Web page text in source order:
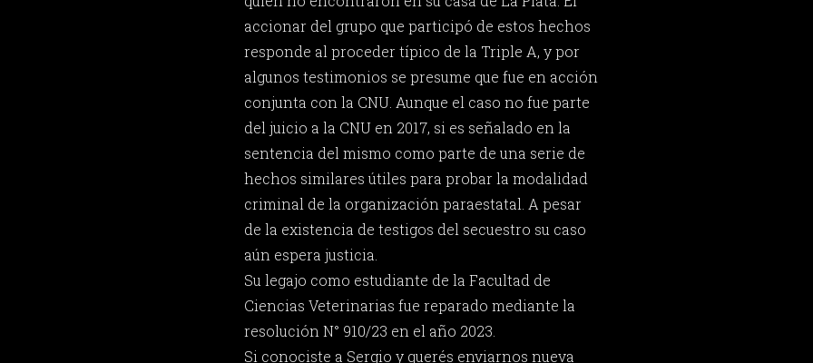
accionar del grupo que participó de estos hechos
responde al proceder típico de la Triple A, y por
algunos testimonios se presume que fue en acción
conjunta con la CNU. Aunque el caso no fue parte
del juicio a la CNU en 2017, si es señalado en la
sentencia del mismo como parte de una serie de
hechos similares útiles para probar la modalidad
criminal de la organización paraestatal. A pesar
de la existencia de testigos del secuestro su caso
aún espera justicia.
Su legajo como estudiante de la Facultad de
Ciencias Veterinarias fue reparado mediante la
resolución N° 910/23 en el año 2023.
Si conociste a Sergio y querés enviarnos nueva